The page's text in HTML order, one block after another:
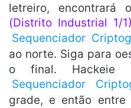
letreiro, encontrará
(Distrito Industrial 1/1)
Sequenciador
ao norte. Siga para
o final. Hackeie
Sequenciador
grade, e então